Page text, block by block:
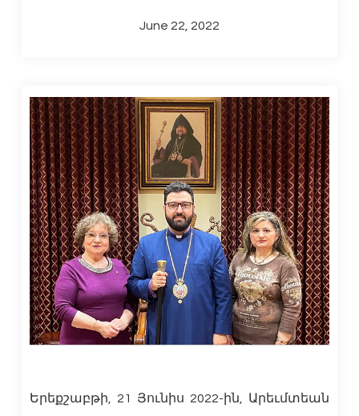
June 22, 2022
Երեքշաբթի, 21 Յունիս 2022-ին, Արեւմտեան